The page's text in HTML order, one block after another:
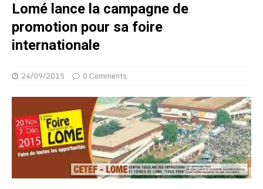
Lomé lance la campagne de
promotion pour sa foire
internationale
24/09/2015 0 Comments